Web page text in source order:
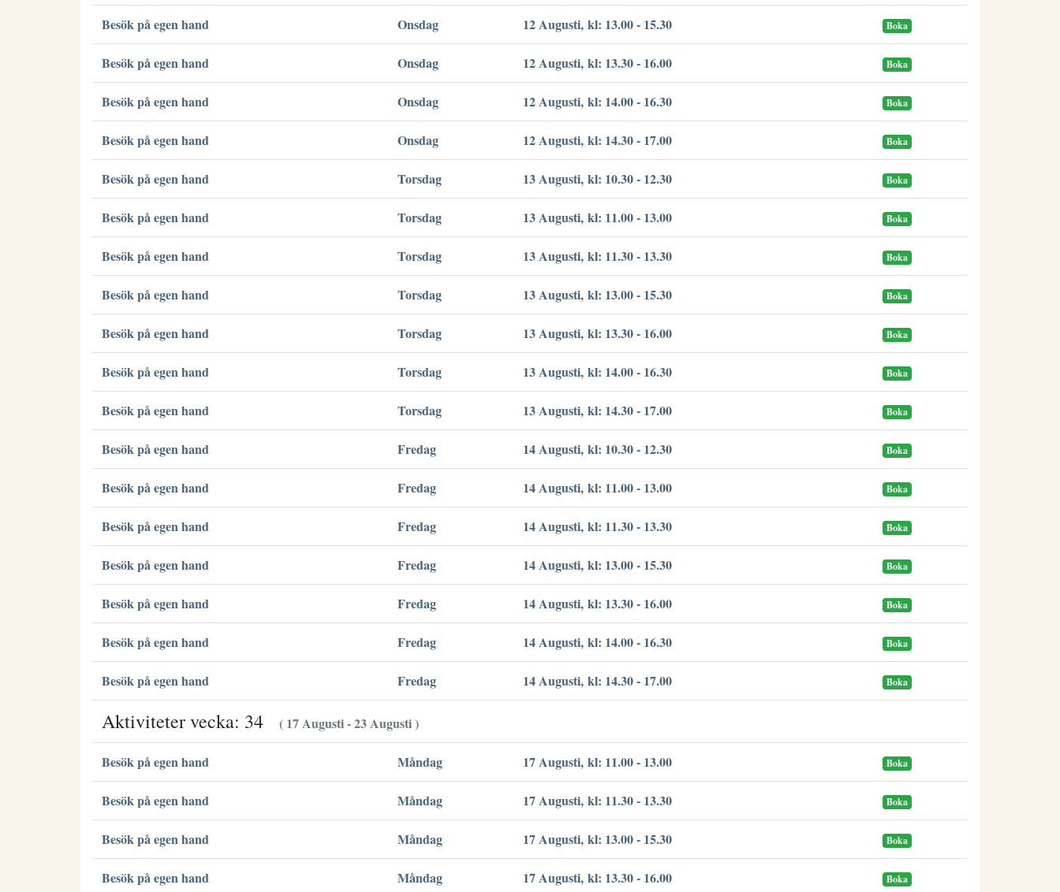
Besök på egen hand Onsdag 12 Augusti, kl: 13.00 - 15.30 Boka
Besök på egen hand Onsdag 12 Augusti, kl: 13.30 - 16.00 Boka
Besök på egen hand Onsdag 12 Augusti, kl: 14.00 - 16.30 Boka
Besök på egen hand Onsdag 12 Augusti, kl: 14.30 - 17.00 Boka
Besök på egen hand Torsdag 13 Augusti, kl: 10.30 - 12.30 Boka
Besök på egen hand Torsdag 13 Augusti, kl: 11.00 - 13.00 Boka
Besök på egen hand Torsdag 13 Augusti, kl: 11.30 - 13.30 Boka
Besök på egen hand Torsdag 13 Augusti, kl: 13.00 - 15.30 Boka
Besök på egen hand Torsdag 13 Augusti, kl: 13.30 - 16.00 Boka
Besök på egen hand Torsdag 13 Augusti, kl: 14.00 - 16.30 Boka
Besök på egen hand Torsdag 13 Augusti, kl: 14.30 - 17.00 Boka
Besök på egen hand Fredag 14 Augusti, kl: 10.30 - 12.30 Boka
Besök på egen hand Fredag 14 Augusti, kl: 11.00 - 13.00 Boka
Besök på egen hand Fredag 14 Augusti, kl: 11.30 - 13.30 Boka
Besök på egen hand Fredag 14 Augusti, kl: 13.00 - 15.30 Boka
Besök på egen hand Fredag 14 Augusti, kl: 13.30 - 16.00 Boka
Besök på egen hand Fredag 14 Augusti, kl: 14.00 - 16.30 Boka
Besök på egen hand Fredag 14 Augusti, kl: 14.30 - 17.00 Boka
Aktiviteter vecka: 34 ( 17 Augusti - 23 Augusti )
Besök på egen hand Måndag 17 Augusti, kl: 11.00 - 13.00 Boka
Besök på egen hand Måndag 17 Augusti, kl: 11.30 - 13.30 Boka
Besök på egen hand Måndag 17 Augusti, kl: 13.00 - 15.30 Boka
Besök på egen hand Måndag 17 Augusti, kl: 13.30 - 16.00 Boka